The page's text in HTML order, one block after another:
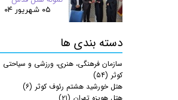
۰۵ شهریور ۰۴
دسته بندی ها
سازمان فرهنگی، هنری، ورزشی و سیاحتی
کوثر (۵۴)
هتل خورشید هشتم رئوف کوثر (۶)